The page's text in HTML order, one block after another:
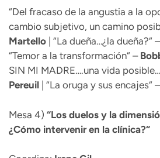
“Del fracaso de la angustia a la
cambio subjetivo, un camino
Martello | “La dueña…¿la dueña?“ –
“Temor a la transformación“ –
SIN MI MADRE….una vida
Pereuil | “La oruga y sus encajes“ –
Mesa 4) “Los duelos y la
¿Cómo intervenir en la clínica?“